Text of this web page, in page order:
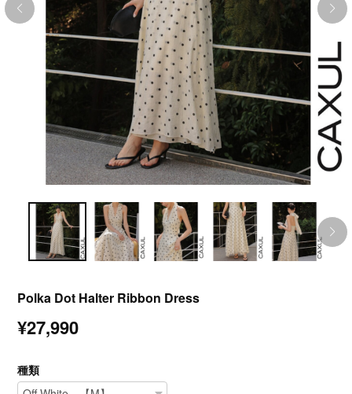
Polka Dot Halter Ribbon Dress
¥27,990
種類